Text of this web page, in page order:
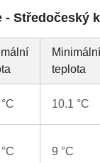
- Středočeský
Minimální
teplota
10.1 °C
9 °C